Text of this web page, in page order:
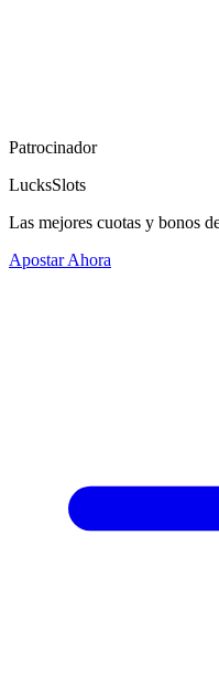
Patrocinador
LucksSlots
Las mejores cuotas y bonos
Apostar Ahora